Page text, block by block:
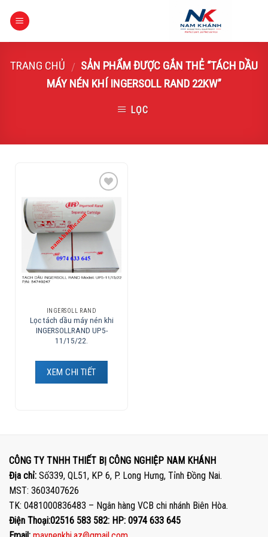
TRANG CHỦ / SẢN PHẨM ĐƯỢC GẮN THẺ “TÁCH DẦU
MÁY NÉN KHÍ INGERSOLL RAND 22KW”
LỌC
Add to
Wishlist
INGERSOLL RAND
Lọc tách dầu máy nén khi
INGERSOLLRAND UP5-
11/15/22.
XEM CHI TIẾT
CÔNG TY TNHH THIẾT BỊ CÔNG NGHIỆP NAM KHÁNH
Địa chỉ: Số339, QL51, KP 6, P. Long Hưng, Tỉnh Đồng Nai.
MST: 3603407626
TK: 0481000836483 – Ngân hàng VCB chi nhánh Biên Hòa.
Điện Thoại:02516 583 582: HP: 0974 633 645